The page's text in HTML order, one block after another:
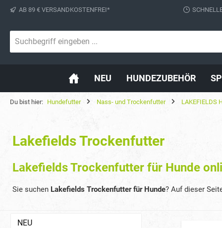
Zur Hauptnavigation springen
AB 89 € VERSANDKOSTENFREI*
NEU HUNDEZUBEHÖR
Du bist hier: Hundefutter Nass- und Trockenfutter LAKEFIELDS
Lakefields Trockenfutter
Lakefields Trockenfutter für Hunde
Sie suchen Lakefields Trockenfutter für Hunde? Auf dieser
NEU